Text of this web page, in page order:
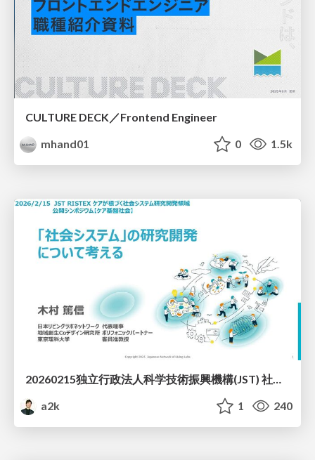
CULTURE DECK／Frontend Engineer
mhand01
0 1.5k
a2k
1 240